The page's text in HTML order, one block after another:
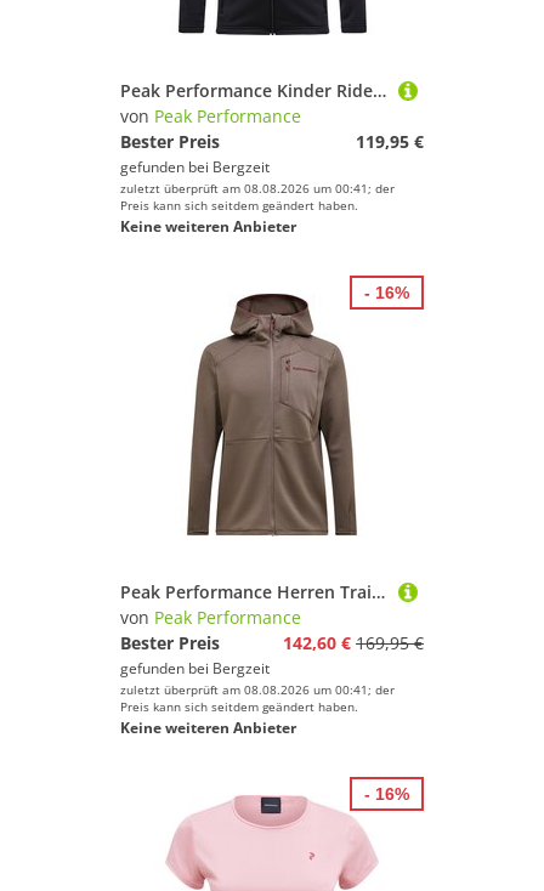
Peak Performance Kinder Rider Essentials Hoodie Jacke
von Peak Performance
Bester Preis
119,95 €
gefunden bei Bergzeit
zuletzt überprüft am 08.08.2026 um 00:41; der
Preis kann sich seitdem geändert haben.
Keine weiteren Anbieter
Peak Performance Herren Trail Polartec Hoodie Jacke
von Peak Performance
Bester Preis
142,60 € 169,95 €
gefunden bei Bergzeit
zuletzt überprüft am 08.08.2026 um 00:41; der
Preis kann sich seitdem geändert haben.
Keine weiteren Anbieter
- 16%
- 16%